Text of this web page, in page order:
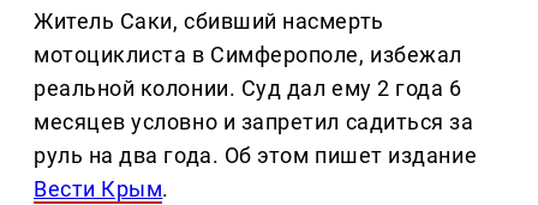
Житель Саки, сбивший насмерть
мотоциклиста в Симферополе, избежал
реальной колонии. Суд дал ему 2 года 6
месяцев условно и запретил садиться за
руль на два года. Об этом пишет издание
Вести Крым.